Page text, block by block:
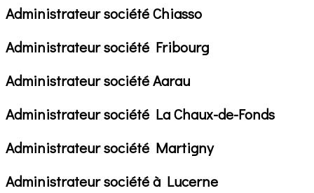
Administrateur société Chiasso
Administrateur société Fribourg
Administrateur société Aarau
Administrateur société La Chaux-de-Fonds
Administrateur société Martigny
Administrateur société à Lucerne